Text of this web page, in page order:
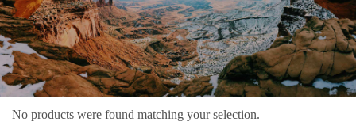
No products were found matching your selection.